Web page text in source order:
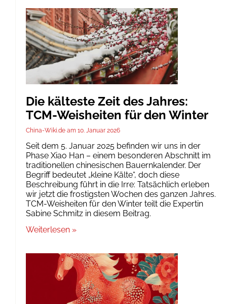
Die kälteste Zeit des Jahres:
TCM-Weisheiten für den Winter
China-Wiki.de 10. Januar 2026
Seit dem 5. Januar 2025 befinden wir uns in der
Phase Xiao Han – einem besonderen Abschnitt im
traditionellen chinesischen Bauernkalender. Der
Begriff bedeutet „kleine Kälte“, doch diese
Beschreibung führt in die Irre: Tatsächlich erleben
wir jetzt die frostigsten Wochen des ganzen Jahres.
TCM-Weisheiten für den Winter teilt die Expertin
Sabine Schmitz in diesem Beitrag.
Weiterlesen »